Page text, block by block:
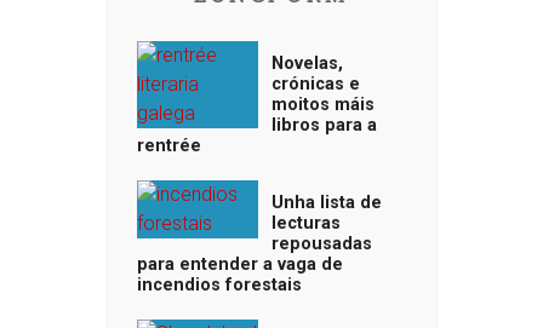
Novelas,
crónicas e
moitos máis
libros para a
rentrée
Unha lista de
lecturas
repousadas
para entender a vaga de
incendios forestais